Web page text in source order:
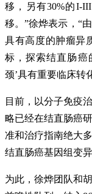
移，另有30%的I-
移。”徐烨表示，“
具有高度的肿瘤异
标，探索结直肠癌
颈’具有重要临床转
目前，以分子免疫
略已经在结直肠癌
准和治疗指南绝大
结直肠癌基因组变
为此，徐烨团队和